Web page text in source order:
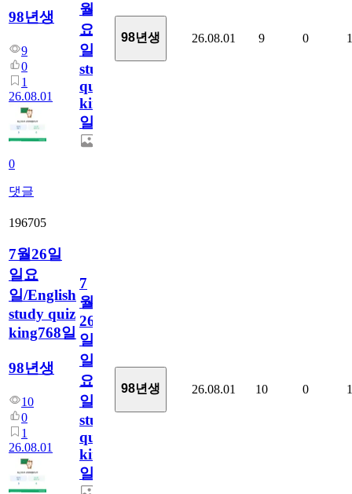
98년생
9
0
1
26.08.01
0
댓글
월
요
일/English
study
quiz
king769
일
98년생 26.08.01 9 0 1
196705
7월26일
일요
일/English
study quiz
king768일
98년생
10
0
1
26.08.01
7
월
26
일
일
요
일/English
study
quiz
king768
일
98년생 26.08.01 10 0 1